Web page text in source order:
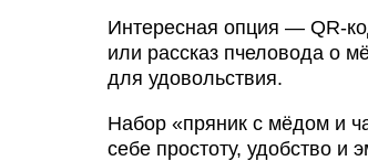
Интересная опция — QR-
или рассказ пчеловода о
для удовольствия.
Набор «пряник с мёдом и
себе простоту, удобство